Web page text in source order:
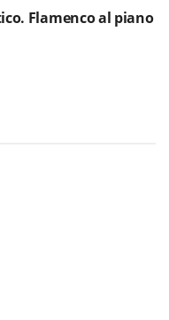
Flamenco al piano